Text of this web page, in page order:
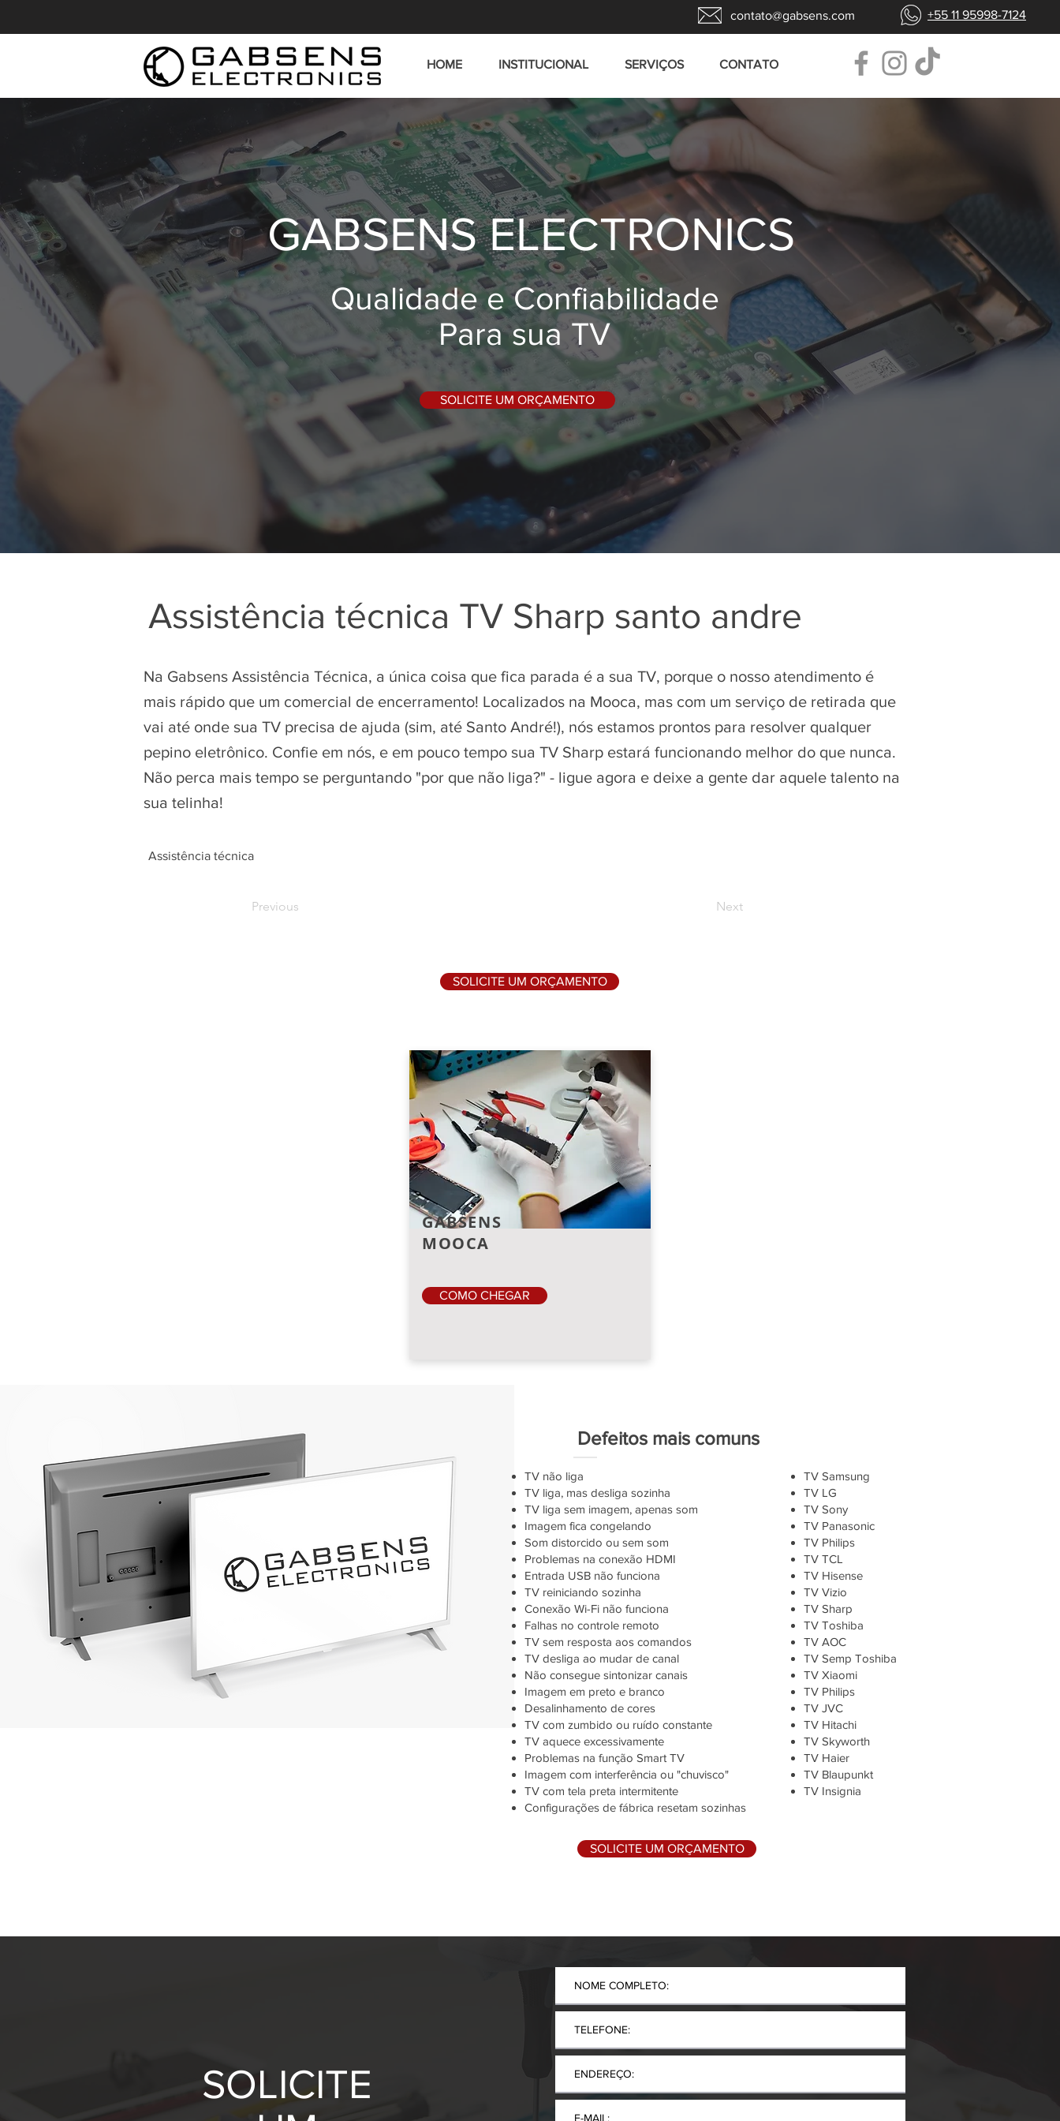
contato@gabsens.com +55 11 95998-7124
HOME INSTITUCIONAL SERVIÇOS CONTATO
GABSENS ELECTRONICS
Qualidade e Confiabilidade
Para sua TV
SOLICITE UM ORÇAMENTO
Assistência técnica TV Sharp santo andre
Na Gabsens Assistência Técnica, a única coisa que fica parada é a sua TV, porque o nosso atendimento é
mais rápido que um comercial de encerramento! Localizados na Mooca, mas com um serviço de retirada que
vai até onde sua TV precisa de ajuda (sim, até Santo André!), nós estamos prontos para resolver qualquer
pepino eletrônico. Confie em nós, e em pouco tempo sua TV Sharp estará funcionando melhor do que nunca.
Não perca mais tempo se perguntando "por que não liga?" - ligue agora e deixe a gente dar aquele talento na
sua telinha!
Assistência técnica
Previous Next
SOLICITE UM ORÇAMENTO
GABSENS
MOOCA
COMO CHEGAR
Defeitos mais comuns
TV não liga
TV liga, mas desliga sozinha
TV liga sem imagem, apenas som
Imagem fica congelando
Som distorcido ou sem som
Problemas na conexão HDMI
Entrada USB não funciona
TV reiniciando sozinha
Conexão Wi-Fi não funciona
Falhas no controle remoto
TV sem resposta aos comandos
TV desliga ao mudar de canal
Não consegue sintonizar canais
Imagem em preto e branco
Desalinhamento de cores
TV com zumbido ou ruído constante
TV aquece excessivamente
Problemas na função Smart TV
Imagem com interferência ou "chuvisco"
TV com tela preta intermitente
Configurações de fábrica resetam sozinhas
TV Samsung
TV LG
TV Sony
TV Panasonic
TV Philips
TV TCL
TV Hisense
TV Vizio
TV Sharp
TV Toshiba
TV AOC
TV Semp Toshiba
TV Xiaomi
TV Philips
TV JVC
TV Hitachi
TV Skyworth
TV Haier
TV Blaupunkt
TV Insignia
SOLICITE UM ORÇAMENTO
SOLICITE